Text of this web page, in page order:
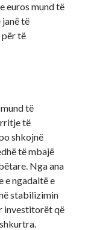
euros mund të
janë të
të
të
rritje të
shkojnë
të mbajë
Nga ana
e ngadaltë e
stabilizimin
investitorët që